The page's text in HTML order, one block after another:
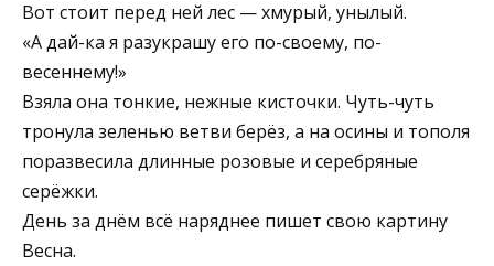
Вот стоит перед ней лес — хмурый, унылый.
«А дай-ка я разукрашу его по-своему, по-
весеннему!»
Взяла она тонкие, нежные кисточки. Чуть-чуть
тронула зеленью ветви берёз, а на осины и тополя
поразвесила длинные розовые и серебряные
серёжки.
День за днём всё наряднее пишет свою картину
Весна.